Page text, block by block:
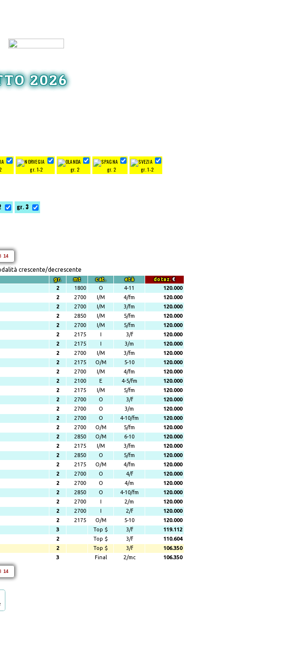
2026
gr. 1-2 gr. 2 gr. 2 gr. 1-2
gr. 3
14
crescente/decrescente
gr. mt cat. età dotaz.€
2 1800 O 4-11
120.000
2 2700 I/M 4/fm
120.000
2 2700 I/M 3/fm
120.000
2 2850 I/M 5/fm
120.000
2 2700 I/M 5/fm
120.000
2 2175 I 3/f
120.000
2 2175 I 3/m
120.000
2 2700 I/M 3/fm
120.000
2 2175 O/M 5-10
120.000
2 2700 I/M 4/fm
120.000
2 2100 E 4-5/fm
120.000
2 2175 I/M 5/fm
120.000
2 2700 O 3/f
120.000
2 2700 O 3/m
120.000
2 2700 O 4-10/fm
120.000
2 2700 O/M 5/fm
120.000
2 2850 O/M 6-10
120.000
2 2175 I/M 3/fm
120.000
2 2850 O 5/fm
120.000
2 2175 O/M 4/fm
120.000
2 2700 O 4/f
120.000
2 2700 O 4/m
120.000
2 2850 O 4-10/fm
120.000
2 2700 I 2/m
120.000
2 2700 I 2/f
120.000
2 2175 O/M 5-10
120.000
3 Top $ 3/f
119.112
2 Top $ 3/f
110.604
2 Top $ 3/f
106.350
3 Final 2/mc 106.350
14